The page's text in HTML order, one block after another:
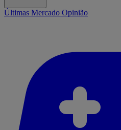
Últimas Mercado Opinião